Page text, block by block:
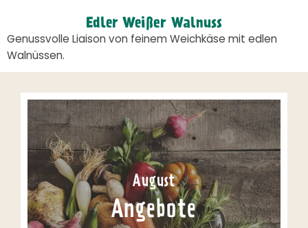
Edler Weißer Walnuss
Genussvolle Liaison von feinem Weichkäse mit edlen
Walnüssen.
August
Angebote